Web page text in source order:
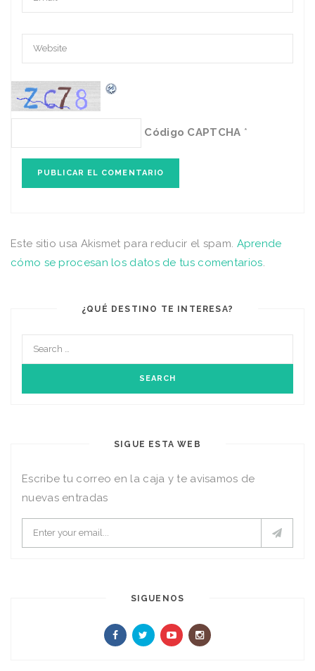
Código CAPTCHA *
Este sitio usa Akismet para reducir el spam. Aprende
cómo se procesan los datos de tus comentarios.
¿QUÉ DESTINO TE INTERESA?
SIGUE ESTA WEB
Escribe tu correo en la caja y te avisamos de
nuevas entradas
SIGUENOS